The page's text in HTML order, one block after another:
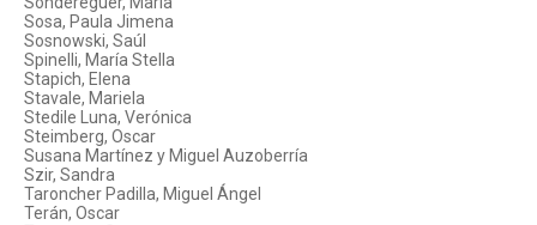
Sosa, Paula Jimena
Sosnowski, Saúl
Spinelli, María Stella
Stapich, Elena
Stavale, Mariela
Stedile Luna, Verónica
Steimberg, Oscar
Susana Martínez y Miguel Auzoberría
Szir, Sandra
Taroncher Padilla, Miguel Ángel
Terán, Oscar